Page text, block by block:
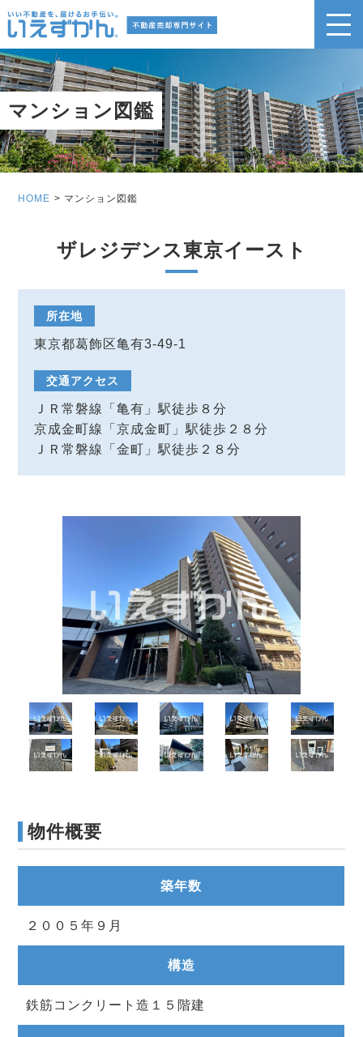
マンション図鑑
HOME マンション図鑑
ザレジデンス東京イースト
所在地
東京都葛飾区亀有3-49-1
交通アクセス
ＪＲ常磐線「亀有」駅徒歩８分
京成金町線「京成金町」駅徒歩２８分
ＪＲ常磐線「金町」駅徒歩２８分
物件概要
築年数
２００５年９月
構造
鉄筋コンクリート造１５階建